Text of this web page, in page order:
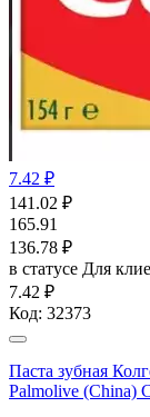
7.42 ₽
141.02 ₽
165.91
136.78 ₽
в статусе Для
7.42 ₽
Код: 32373
Паста зубная
Palmolive (China)